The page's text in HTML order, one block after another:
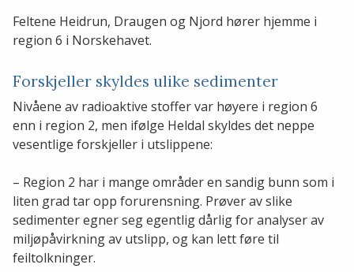
Feltene Heidrun, Draugen og Njord hører hjemme i
region 6 i Norskehavet.
Forskjeller skyldes ulike sedimenter
Nivåene av radioaktive stoffer var høyere i region 6
enn i region 2, men ifølge Heldal skyldes det neppe
vesentlige forskjeller i utslippene:
– Region 2 har i mange områder en sandig bunn som i
liten grad tar opp forurensning. Prøver av slike
sedimenter egner seg egentlig dårlig for analyser av
miljøpåvirkning av utslipp, og kan lett føre til
feiltolkninger.